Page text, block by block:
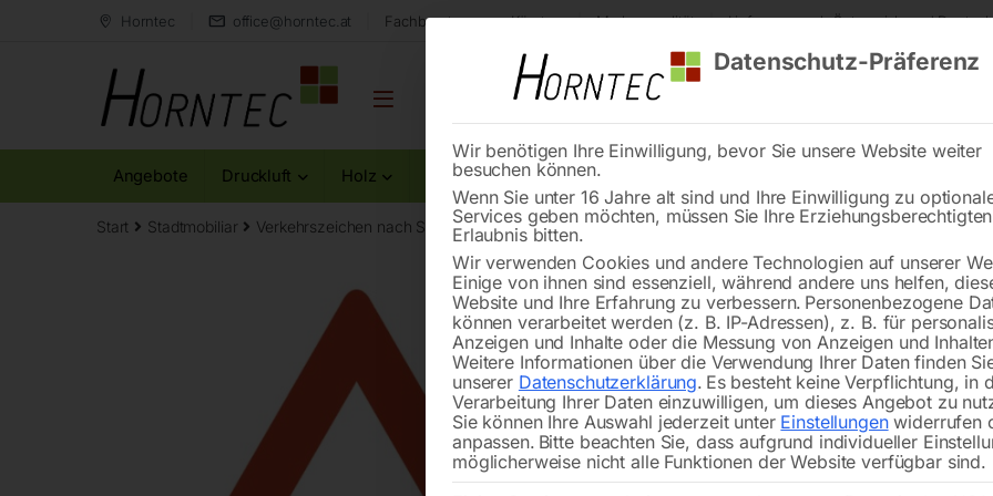
Horntec office@horntec.at Fachberatung aus Kärnten Markenqualität Lieferung nach Österreich und
Angebote Druckluft Holz Metall Reinigung
Start Stadtmobiliar Verkehrszeichen nach StVO Gefährliche Doppelkurve – links
🔍
Verkehrszeichen flach, Folientyp 2
Seitenlänge – 700 mm
€74,40
Datenschutz-Präferenz
Wir benötigen Ihre Einwilligung, bevor Sie unsere Website weiter
besuchen können.
Wenn Sie unter 16 Jahre alt sind und Ihre Einwilligung zu
Services geben möchten, müssen Sie Ihre
Erlaubnis bitten.
Wir verwenden Cookies und andere Technologien auf unserer
Einige von ihnen sind essenziell, während andere uns helfen,
Website und Ihre Erfahrung zu verbessern. Personenbezogene
können verarbeitet werden (z. B. IP-Adressen), z. B. für
Anzeigen und Inhalte oder die Messung von Anzeigen und
Weitere Informationen über die Verwendung Ihrer Daten finden
unserer Datenschutzerklärung. Es besteht keine Verpflichtung, in
Verarbeitung Ihrer Daten einzuwilligen, um dieses Angebot zu
Sie können Ihre Auswahl jederzeit unter Einstellungenwiderrufen
anpassen. Bitte beachten Sie, dass aufgrund individueller
möglicherweise nicht alle Funktionen der Website verfügbar sind.